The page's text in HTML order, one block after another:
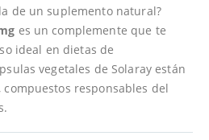
de un suplemento natural?
es un complemente que te
ideal en dietas de
vegetales de Solaray están
responsables del